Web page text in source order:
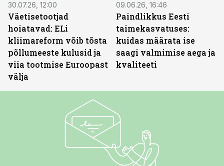
30.07.26, 12:00
Väetisetootjad
hoiatavad: ELi
kliimareform võib tõsta
põllumeeste kulusid ja
viia tootmise Euroopast
välja
09.06.26, 16:46
Paindlikkus Eesti
taimekasvatuses:
kuidas määrata ise
saagi valmimise aega ja
kvaliteeti